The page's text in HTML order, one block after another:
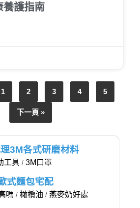
養護指南
1 2 3 4 5
下一頁 »
3M各式研磨材料
工具/ 3M口罩
式麵包宅配
嗎 / 橄欖油 / 燕麥奶好處